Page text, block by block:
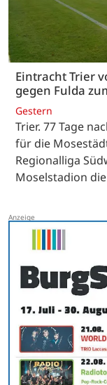
Eintracht Trier
gegen Fulda
Gestern
Trier. 77 Tage
für die
Regionalliga
Moselstadion